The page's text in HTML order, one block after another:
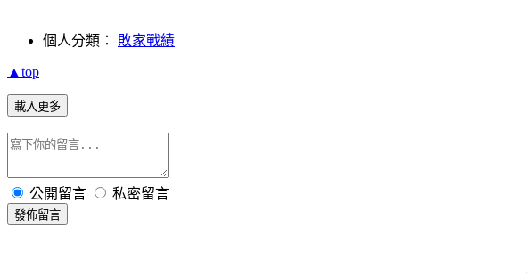
個人分類： 敗家戰績
▲top
載入更多
公開留言 私密留言
發佈留言